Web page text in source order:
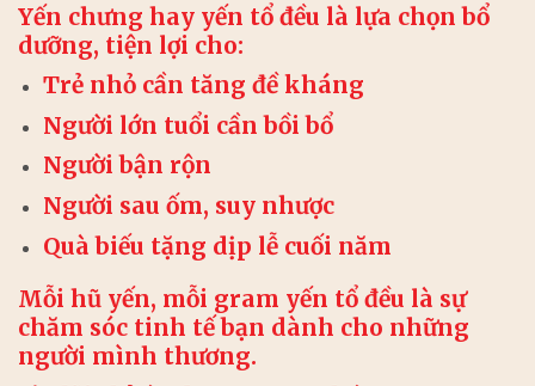
Yến chưng hay yến tổ đều là lựa chọn bổ
dưỡng, tiện lợi cho:
Trẻ nhỏ cần tăng đề kháng
Người lớn tuổi cần bồi bổ
Người bận rộn
Người sau ốm, suy nhược
Quà biếu tặng dịp lễ cuối năm
Mỗi hũ yến, mỗi gram yến tổ đều là sự
chăm sóc tinh tế bạn dành cho những
người mình thương.